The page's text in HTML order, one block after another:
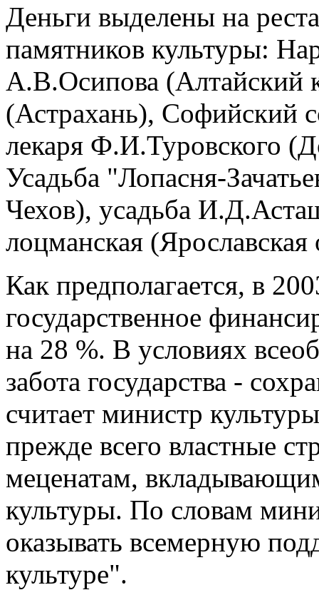
Деньги выделены на
памятников культуры:
А.В.Осипова (Алтайский
(Астрахань), Софийский
лекаря Ф.И.Туровского
Усадьба "Лопасня-
Чехов), усадьба
лоцманская
Как предполагается, в
государственное
на 28 %. В условиях
забота государства -
считает министр
прежде всего властные
меценатам,
культуры. По словам
оказывать всемерную
культуре".